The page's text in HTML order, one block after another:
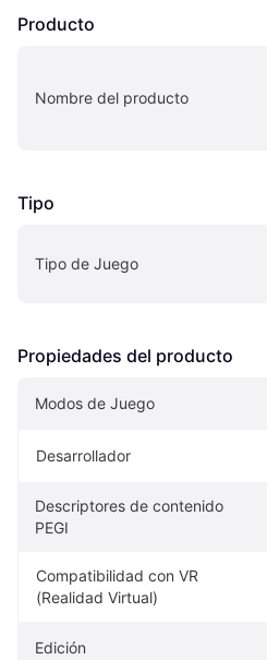
Producto
Nombre del producto
Tipo
Tipo de Juego
Propiedades del producto
Modos de Juego
Desarrollador
Descriptores de contenido
PEGI
Compatibilidad con VR
(Realidad Virtual)
Edición